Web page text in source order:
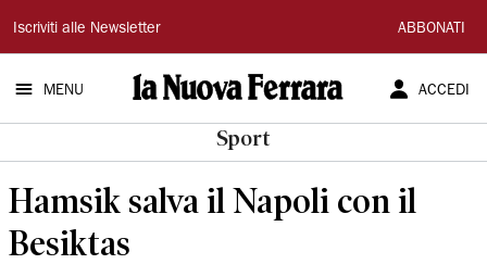
La
Nuova
Ferrara
Iscriviti alle Newsletter ABBONATI
MENU ACCEDI
Sport
Hamsik salva il Napoli con il
Besiktas